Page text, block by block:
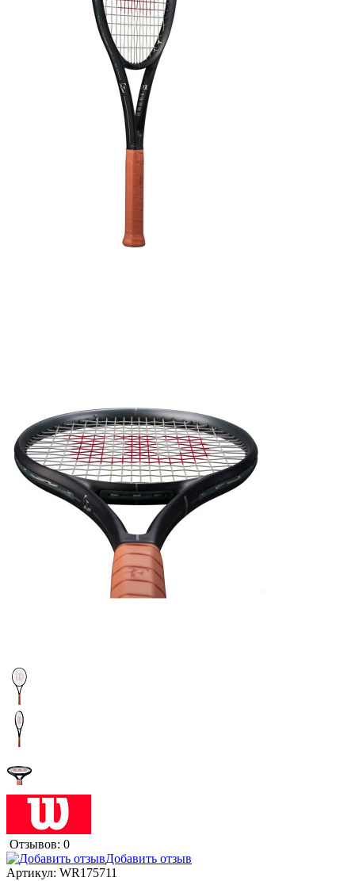
Отзывов: 0
Добавить отзыв
Артикул: WR175711